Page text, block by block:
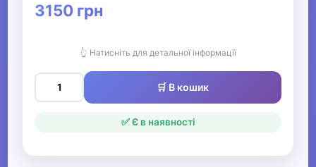
3150 грн
👆 Натисніть для детальної інформації
🛒 В кошик
✅ Є в наявності